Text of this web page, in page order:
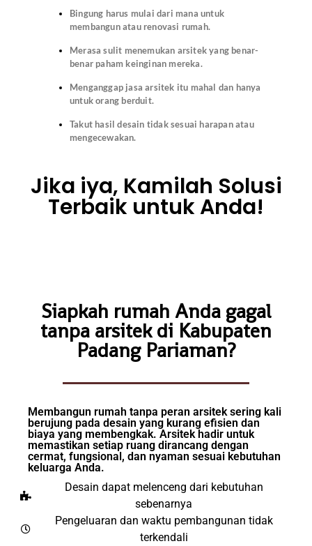
Bingung harus mulai dari mana untuk
membangun atau renovasi rumah.
Merasa sulit menemukan arsitek yang benar-
benar paham keinginan mereka.
Menganggap jasa arsitek itu mahal dan hanya
untuk orang berduit.
Takut hasil desain tidak sesuai harapan atau
mengecewakan.
Jika iya, Kamilah Solusi
Terbaik untuk Anda!
Siapkah rumah Anda gagal
tanpa arsitek di Kabupaten
Padang Pariaman?
Membangun rumah tanpa peran arsitek sering kali
berujung pada desain yang kurang efisien dan
biaya yang membengkak. Arsitek hadir untuk
memastikan setiap ruang dirancang dengan
cermat, fungsional, dan nyaman sesuai kebutuhan
keluarga Anda.
Desain dapat melenceng dari kebutuhan
sebenarnya
Pengeluaran dan waktu pembangunan tidak
terkendali